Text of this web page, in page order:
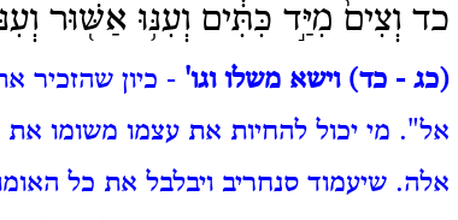
כד וְצִים֙ מִיַּ֣ד כִּתִּ֔ים וְעִנּ֥וּ אַשּׁ֖וּר
(כג - כד) וישא משלו וגו' - כיון שהזכיר
אל". מי יכול להחיות את עצמו משומו
אלה. שיעמוד סנחריב ויבלבל את כל